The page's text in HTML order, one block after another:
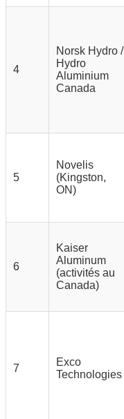
4
Norsk Hydro /
Hydro
Aluminium
Canada
5
Novelis
(Kingston,
ON)
6
Kaiser
Aluminum
(activités au
Canada)
7
Exco
Technologies